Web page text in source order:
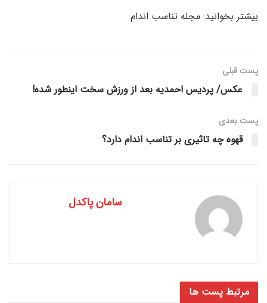
بیشتر بخوانید: مجله تناسب اندام
پست قبلی
عکس/ پردیس احمدیه بعد از ورزش سخت اینطور شده!
پست‌ بعدی
قهوه چه تاثیری بر تناسب اندام دارد؟
سامان پاکدل
مرتبط پست ها